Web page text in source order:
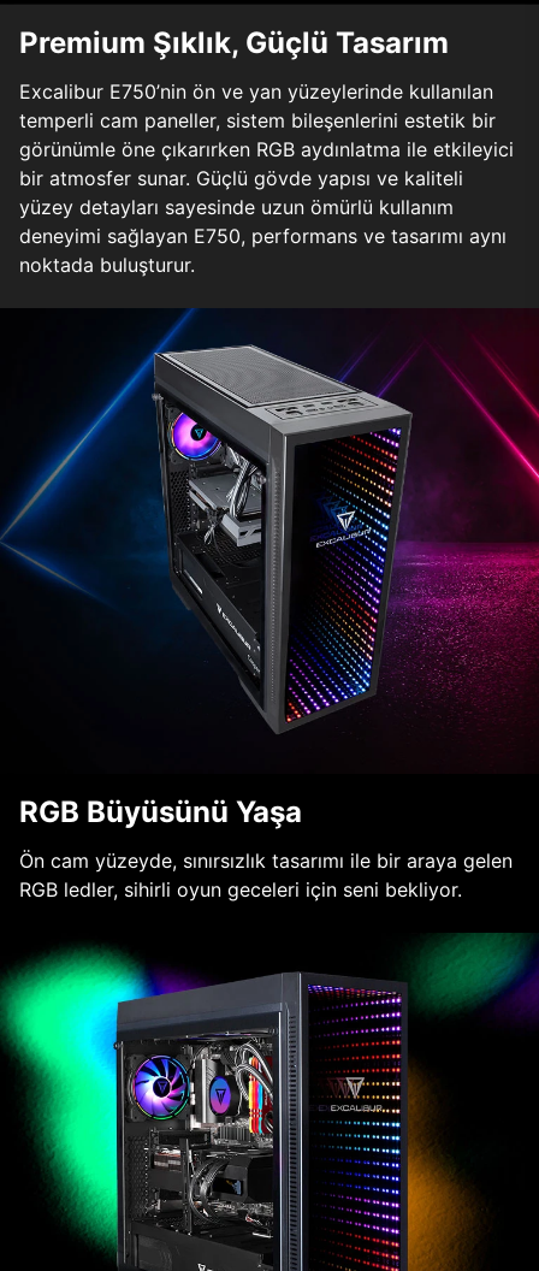
Premium Şıklık, Güçlü Tasarım
Excalibur E750’nin ön ve yan yüzeylerinde kullanılan
temperli cam paneller, sistem bileşenlerini estetik bir
görünümle öne çıkarırken RGB aydınlatma ile etkileyici
bir atmosfer sunar. Güçlü gövde yapısı ve kaliteli
yüzey detayları sayesinde uzun ömürlü kullanım
deneyimi sağlayan E750, performans ve tasarımı aynı
noktada buluşturur.
RGB Büyüsünü Yaşa
Ön cam yüzeyde, sınırsızlık tasarımı ile bir araya gelen
RGB ledler, sihirli oyun geceleri için seni bekliyor.